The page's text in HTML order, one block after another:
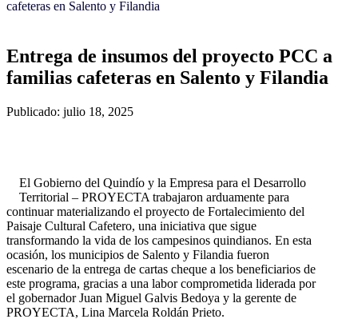
cafeteras en Salento y Filandia
Entrega de insumos del proyecto PCC a
familias cafeteras en Salento y Filandia
Publicado: julio 18, 2025
El Gobierno del Quindío y la Empresa para el Desarrollo
Territorial – PROYECTA trabajaron arduamente para
continuar materializando el proyecto de Fortalecimiento del
Paisaje Cultural Cafetero, una iniciativa que sigue
transformando la vida de los campesinos quindianos. En esta
ocasión, los municipios de Salento y Filandia fueron
escenario de la entrega de cartas cheque a los beneficiarios de
este programa, gracias a una labor comprometida liderada por
el gobernador Juan Miguel Galvis Bedoya y la gerente de
PROYECTA, Lina Marcela Roldán Prieto.